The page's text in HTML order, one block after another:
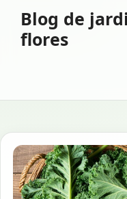
contenido
Blog de
flores